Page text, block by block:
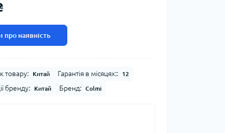
про наявність
товару: Китай Гарантія в місяцях:: 12
бренду: Китай Бренд: Colmi